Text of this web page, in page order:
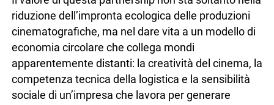
riduzione dell’impronta ecologica delle produzioni
cinematografiche, ma nel dare vita a un modello di
economia circolare che collega mondi
apparentemente distanti: la creatività del cinema, la
competenza tecnica della logistica e la sensibilità
sociale di un’impresa che lavora per generare